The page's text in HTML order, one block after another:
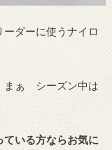
ダーに使うナイロ
まぁ シーズン中は
いる方ならお気に